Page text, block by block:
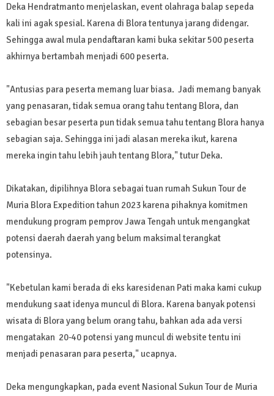
Deka Hendratmanto menjelaskan, event olahraga balap sepeda
kali ini agak spesial. Karena di Blora tentunya jarang didengar.
Sehingga awal mula pendaftaran kami buka sekitar 500 peserta
akhirnya bertambah menjadi 600 peserta.
"Antusias para peserta memang luar biasa. Jadi memang banyak
yang penasaran, tidak semua orang tahu tentang Blora, dan
sebagian besar peserta pun tidak semua tahu tentang Blora hanya
sebagian saja. Sehingga ini jadi alasan mereka ikut, karena
mereka ingin tahu lebih jauh tentang Blora," tutur Deka.
Dikatakan, dipilihnya Blora sebagai tuan rumah Sukun Tour de
Muria Blora Expedition tahun 2023 karena pihaknya komitmen
mendukung program pemprov Jawa Tengah untuk mengangkat
potensi daerah daerah yang belum maksimal terangkat
potensinya.
"Kebetulan kami berada di eks karesidenan Pati maka kami cukup
mendukung saat idenya muncul di Blora. Karena banyak potensi
wisata di Blora yang belum orang tahu, bahkan ada ada versi
mengatakan 20-40 potensi yang muncul di website tentu ini
menjadi penasaran para peserta," ucapnya.
Deka mengungkapkan, pada event Nasional Sukun Tour de Muria